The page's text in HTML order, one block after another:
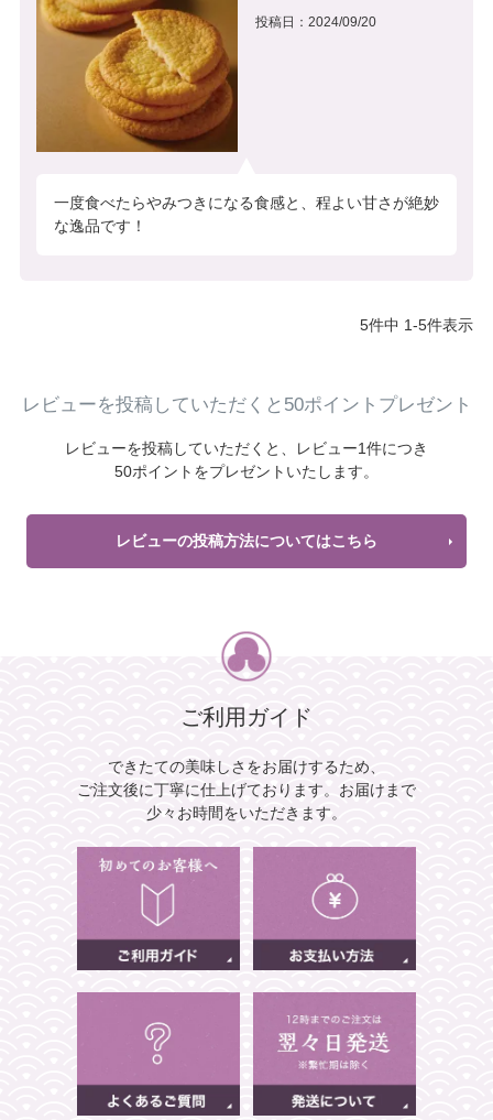
投稿日 2024/09/20
一度食べたらやみつきになる食感と、程よい甘さが絶妙
な逸品です！
5件中 1-5件表示
レビューを投稿していただくと50ポイントプレゼント
レビューを投稿していただくと、
レビュー1件につき
50ポイントをプレゼントいたします。
レビューの投稿方法についてはこちら
ご利用ガイド
できたての美味しさをお届けするため、
ご注文後に丁寧に仕上げております。 お届けまで
少々お時間をいただきます。